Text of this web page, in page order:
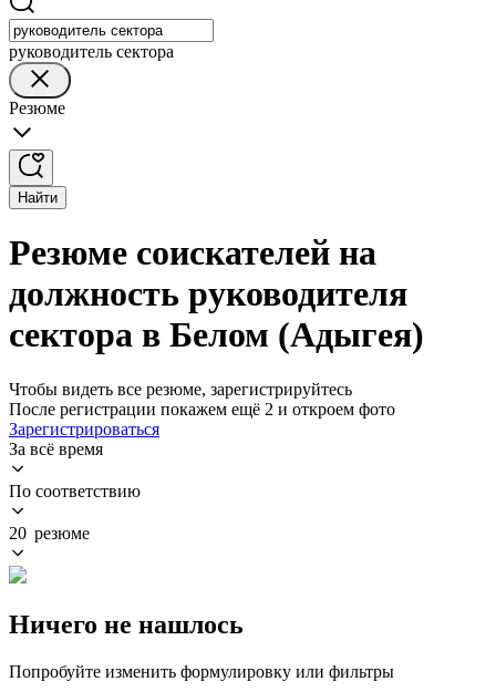
руководитель сектора
Резюме
Найти
Резюме соискателей на
должность руководителя
сектора в Белом (Адыгея)
Чтобы видеть все резюме, зарегистрируйтесь
После регистрации покажем ещё 2 и откроем фото
Зарегистрироваться
За всё время
По соответствию
20 резюме
Ничего не нашлось
Попробуйте изменить формулировку или фильтры